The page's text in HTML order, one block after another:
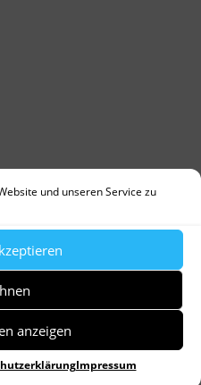
und unseren Service zu
anzeigen
Impressum
Richter
Filmtitel
Murmeltiertag
Simeon
Und ewig grüßt
Wetterfrosch